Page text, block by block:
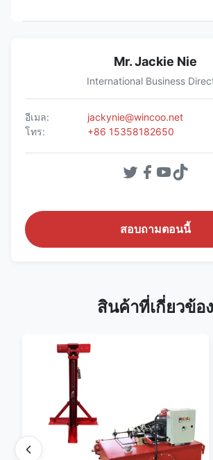
Mr. Jackie Nie
International Business
อีเมล:
jackynie@wincoo.net
โทร:
+86 15358182650
สอบถามตอนนี้
สินค้าที่เกี่ยวข้อง